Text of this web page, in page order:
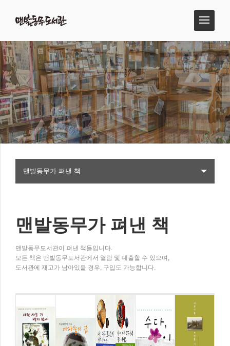
맨발동무가 펴낸 책
맨발동무가 펴낸 책
맨발동무도서관이 펴낸 책들입니다.
모든 책은 맨발동무도서관에서 열람 및 대출할 수 있으며,
도서관에 재고가 남아있을 경우, 구입도 가능합니다.